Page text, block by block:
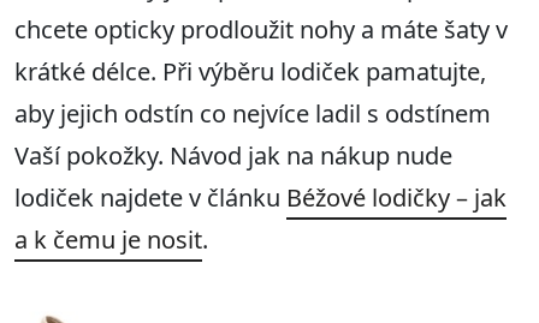
chcete opticky prodloužit nohy a máte šaty v
krátké délce. Při výběru lodiček pamatujte,
aby jejich odstín co nejvíce ladil s odstínem
Vaší pokožky. Návod jak na nákup nude
lodiček najdete v článku Béžové lodičky – jak
a k čemu je nosit.